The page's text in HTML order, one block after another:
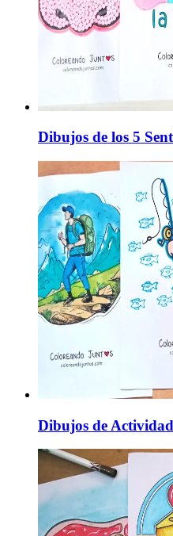
Dibujos de los 5
Dibujos de